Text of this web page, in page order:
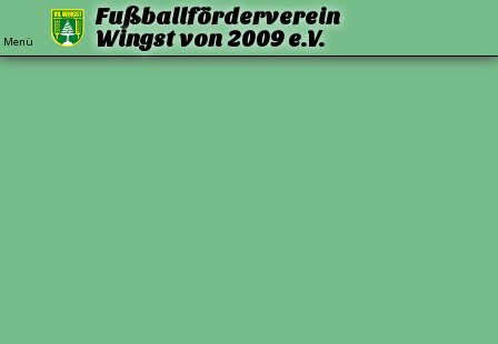
Menü
Fußballförderverein
Wingst von 2009 e.V.